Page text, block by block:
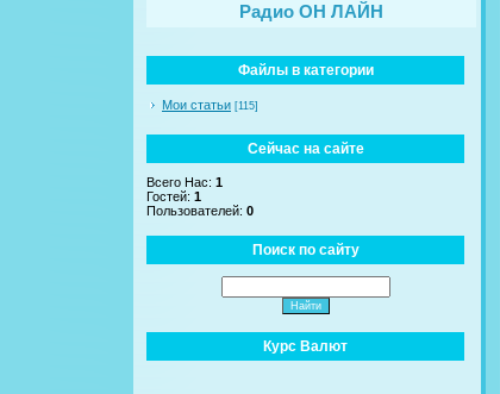
Радио ОН ЛАЙН
Файлы в категории
Мои статьи [115]
Сейчас на сайте
Всего Нас: 1
Гостей: 1
Пользователей: 0
Поиск по сайту
Курс Валют